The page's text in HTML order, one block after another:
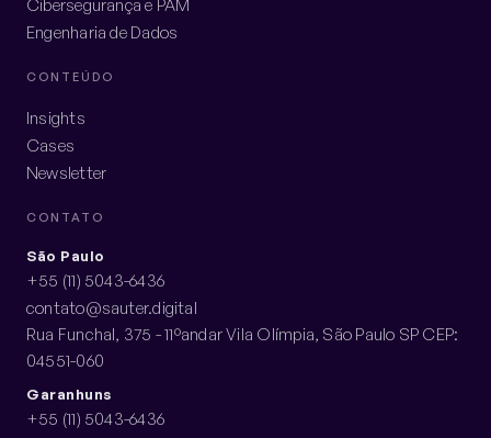
Cibersegurança e PAM
Engenharia de Dados
CONTEÚDO
Insights
Cases
Newsletter
CONTATO
São Paulo
+55 (11) 5043-6436
contato@sauter.digital
Rua Funchal, 375 - 11ºandar Vila Olímpia, São Paulo SP CEP:
04551-060
Garanhuns
+55 (11) 5043-6436